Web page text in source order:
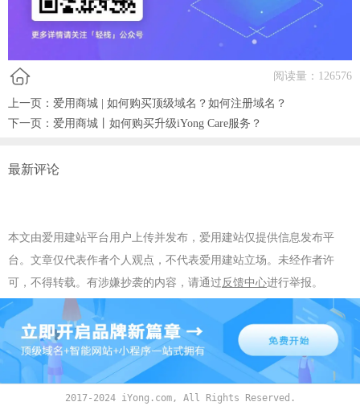
阅读量： 126576
上一页： 爱用商城 | 如何购买顶级域名？如何注册域名？
下一页： 爱用商城丨如何购买升级iYong Care服务？
最新评论
本文由爱用建站平台用户上传并发布，爱用建站仅提供信息发布平
台。文章仅代表作者个人观点，不代表爱用建站立场。未经作者许
可，不得转载。有涉嫌抄袭的内容，请通过反馈中心进行举报。
2017-2024 iYong.com, All Rights Reserved.